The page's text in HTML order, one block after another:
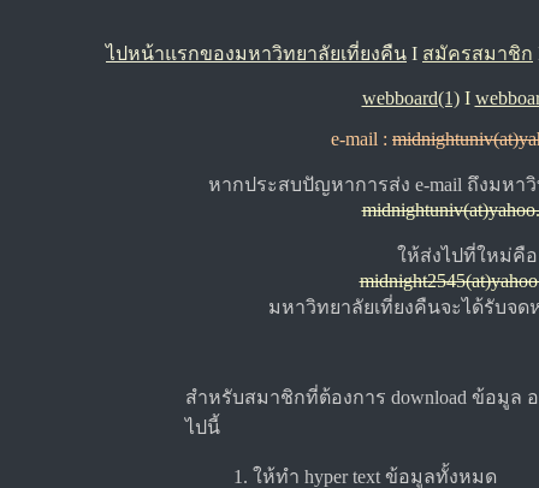
ไปหน้าแรกของมหาวิทยาลัยเที่ยงคืน I สมัครสมาชิก
webboard(1) I
e-mail :
หากประสบปัญหาการส่ง e-mail ถึงมหา
ให้ส่งไปที่ใหม่คือ
มหาวิทยาลัยเที่ยงคืนจะได้รับจด
สำหรับสมาชิกที่ต้องการ download ข้อมูล
ไปนี้
1. ให้ทำ hyper text ข้อมูลทั้งหมด